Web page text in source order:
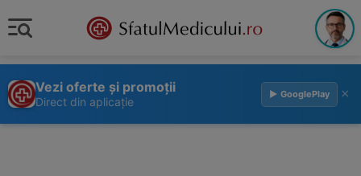
Vezi oferte și promoții
Direct din aplicație
▶ GooglePlay ×